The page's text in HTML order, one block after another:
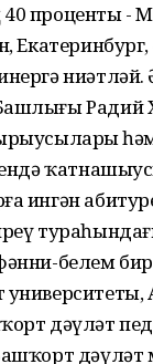
проценты -
ниәтләй.
Радий
ингән
белем
дәүләт
дәүләт